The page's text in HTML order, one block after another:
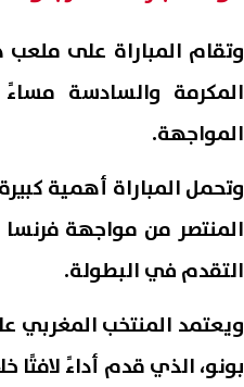
وتقام المباراة على
المكرمة والسادسة
المواجهة.
وتحمل المباراة أهمية
المنتصر من مواجهة فرنسا
التقدم في البطولة.
ويعتمد المنتخب
بونو، الذي قدم أداءً